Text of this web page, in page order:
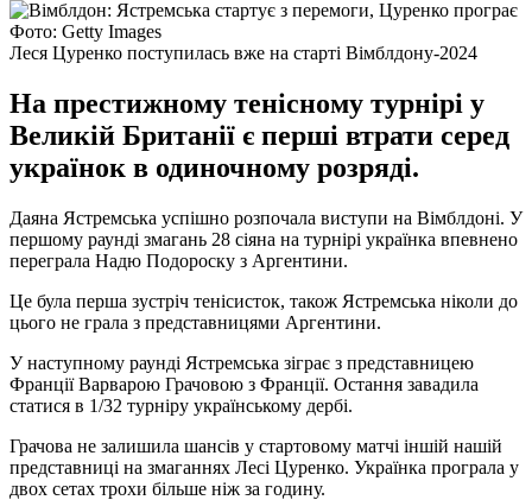
Фото: Getty Images
Леся Цуренко поступилась вже на старті Вімблдону-2024
На престижному тенісному турнірі у
Великій Британії є перші втрати серед
українок в одиночному розряді.
Даяна Ястремська успішно розпочала виступи на Вімблдоні. У
першому раунді змагань 28 сіяна на турнірі українка впевнено
переграла Надю Подороску з Аргентини.
Це була перша зустріч тенісисток, також Ястремська ніколи до
цього не грала з представницями Аргентини.
У наступному раунді Ястремська зіграє з представницею
Франції Варварою Грачовою з Франції. Остання завадила
статися в 1/32 турніру українському дербі.
Грачова не залишила шансів у стартовому матчі іншій нашій
представниці на змаганнях Лесі Цуренко. Українка програла у
двох сетах трохи більше ніж за годину.